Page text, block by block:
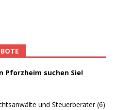
Pforzheim suchen Sie!
und Steuerberater (6)